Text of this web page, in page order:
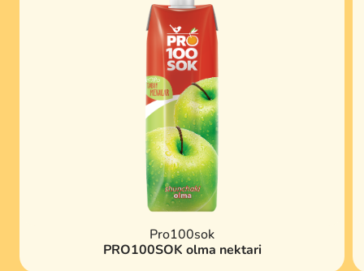
Pro100sok
PRO100SOK olma nektari